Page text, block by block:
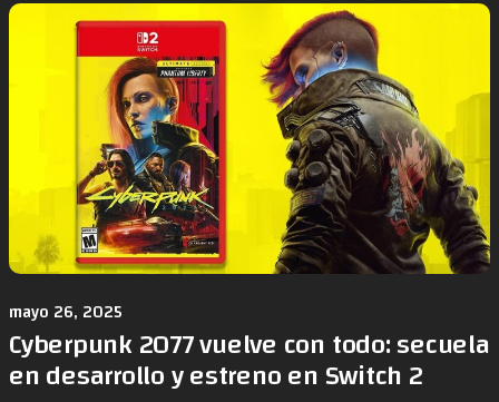
mayo 26, 2025
Cyberpunk 2077 vuelve con todo: secuela
en desarrollo y estreno en Switch 2